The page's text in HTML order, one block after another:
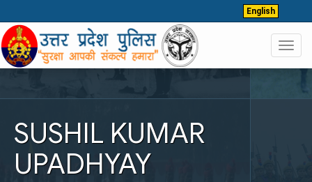
English
SUSHIL KUMAR
UPADHYAY